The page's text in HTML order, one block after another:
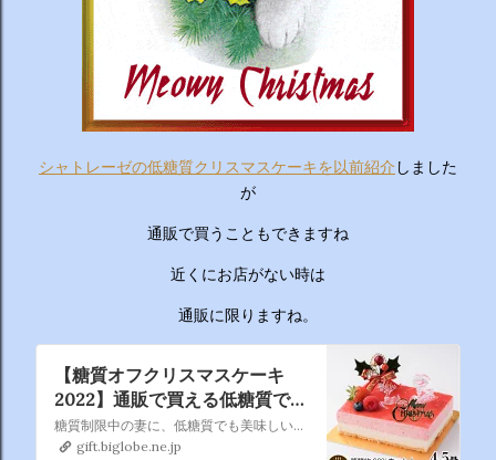
か？ 根本的な理由は非常にシンプルで、「摂取カロリー（食
べる量）が消費カロリー（動く量）を上回っているから」で
す。 消費しきれずに余ったエネルギーは、万が一の飢餓に備
えるための「脂肪」として身体に蓄えられます。現代はいつ
でも高カロリーな食べ物が手に入るため、意識しないと簡単
べるのは効果があるの？ 非常に効果があります。 （ベジタ
ブルファーストと呼ばれます） 野菜に含まれる食物繊維が、
シャトレーゼの低糖質クリスマスケーキを以前紹介 しました
が
通販で買うこともできますね
近くにお店がない時は
通販に限りますね。
【糖質オフクリスマスケーキ
2022】通販で買える低糖質でも
美味しいおすすめランキング｜
ocruyo（オクルヨ）
糖質制限中の妻に、低糖質でも美味しいクリスマスケーキを買いたいです！糖質オフでもクリスマス気分を味わえるケーキを是非教えてください！良いものが見つかったら糖尿病にならないか心配している母にもプレゼントしようと思います。 - プレゼントの人気ランキング｜ocruyo
gift.biglobe.ne.jp